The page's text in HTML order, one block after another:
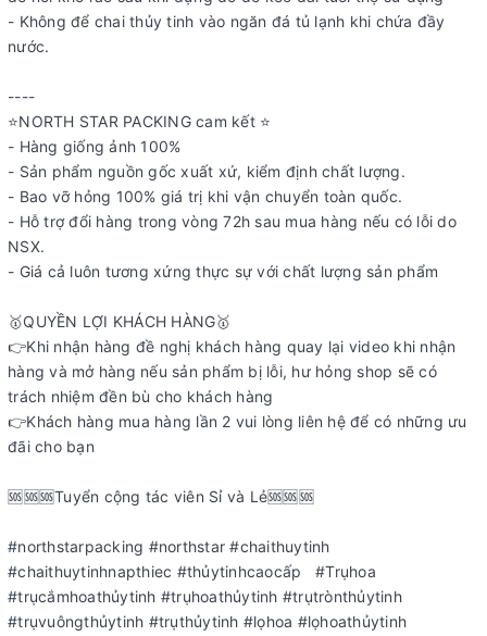
- Không để chai thủy tinh vào ngăn đá tủ lạnh khi chứa đầy
nước.
----
⭐️NORTH STAR PACKING cam kết ⭐️
- Hàng giống ảnh 100%
- Sản phẩm nguồn gốc xuất xứ, kiểm định chất lượng.
- Bao vỡ hỏng 100% giá trị khi vận chuyển toàn quốc.
- Hỗ trợ đổi hàng trong vòng 72h sau mua hàng nếu có lỗi do
NSX.
- Giá cả luôn tương xứng thực sự với chất lượng sản phẩm
🥇QUYỀN LỢI KHÁCH HÀNG🥇
👉Khi nhận hàng đề nghị khách hàng quay lại video khi nhận
hàng và mở hàng nếu sản phẩm bị lỗi, hư hỏng shop sẽ có
trách nhiệm đền bù cho khách hàng
👉Khách hàng mua hàng lần 2 vui lòng liên hệ để có những ưu
đãi cho bạn
️️️️️️️️️️️️️️️🆘🆘🆘Tuyển cộng tác viên Sỉ và Lẻ🆘🆘🆘
#northstarpacking #northstar #chaithuytinh
#chaithuytinhnapthiec #thủytinhcaocấp #Trụhoa
#trụcắmhoathủytinh #trụhoathủytinh #trụtrònthủytinh
#trụvuôngthủytinh #trụthủytinh #lọhoa #lọhoathủytinh